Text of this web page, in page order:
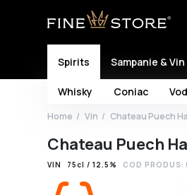
Spirits
Whisky Coniac
Sampanie &
Home Vin Chateau Puech
Chateau Puech
VIN 75cl / 12.5% COD PRODUS: